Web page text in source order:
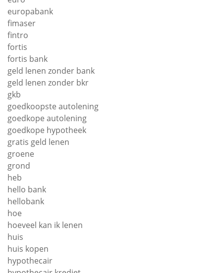
europabank
fimaser
fintro
fortis
fortis bank
geld lenen zonder bank
geld lenen zonder bkr
gkb
goedkoopste autolening
goedkope autolening
goedkope hypotheek
gratis geld lenen
groene
grond
heb
hello bank
hellobank
hoe
hoeveel kan ik lenen
huis
huis kopen
hypothecair